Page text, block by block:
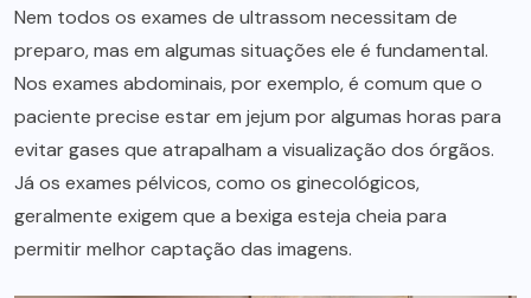
Nem todos os exames de ultrassom necessitam de
preparo, mas em algumas situações ele é fundamental.
Nos exames abdominais, por exemplo, é comum que o
paciente precise estar em jejum por algumas horas para
evitar gases que atrapalham a visualização dos órgãos.
Já os exames pélvicos, como os ginecológicos,
geralmente exigem que a bexiga esteja cheia para
permitir melhor captação das imagens.